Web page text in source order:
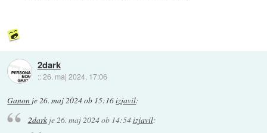
2dark
::26. maj 2024, 17:06
Ganon je26. maj 2024 ob 15:16izjavil:
2darkje26. maj 2024 ob 14:54izjavil: